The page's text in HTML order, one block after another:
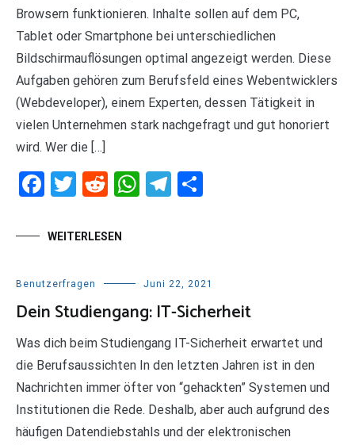
Browsern funktionieren. Inhalte sollen auf dem PC,
Tablet oder Smartphone bei unterschiedlichen
Bildschirmauflösungen optimal angezeigt werden. Diese
Aufgaben gehören zum Berufsfeld eines Webentwicklers
(Webdeveloper), einem Experten, dessen Tätigkeit in
vielen Unternehmen stark nachgefragt und gut honoriert
wird. Wer die […]
Facebook
Twitter
RedditWhatsApp
Telegram
WEITERLESEN
Benutzerfragen Juni 22, 2021
Dein Studiengang: IT-Sicherheit
Was dich beim Studiengang IT-Sicherheit erwartet und
die Berufsaussichten In den letzten Jahren ist in den
Nachrichten immer öfter von “gehackten” Systemen und
Institutionen die Rede. Deshalb, aber auch aufgrund des
häufigen Datendiebstahls und der elektronischen